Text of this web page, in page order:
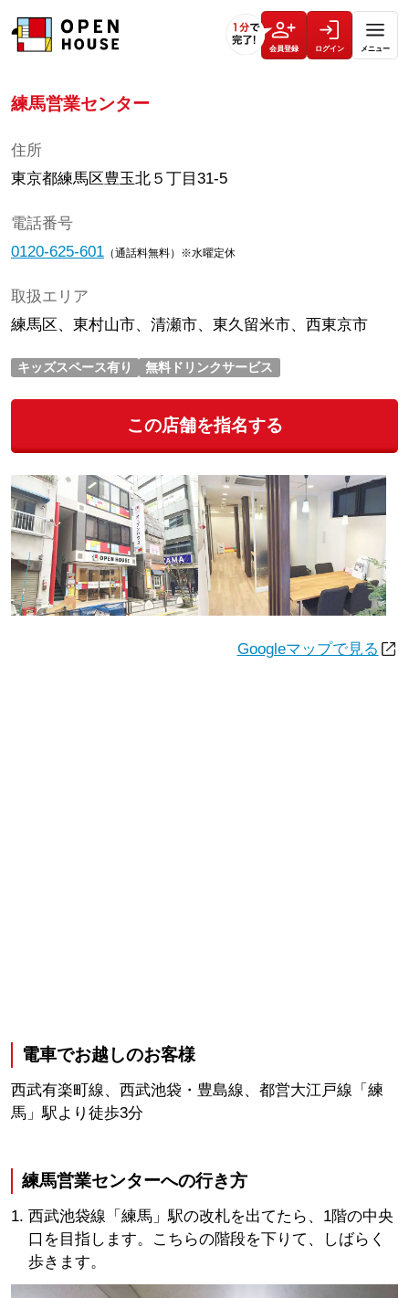
会員登録 ログイン メニュー
練馬営業センター
住所
東京都練馬区豊玉北５丁目31-5
電話番号
0120-625-601（通話料無料）※水曜定休
取扱エリア
練馬区、東村山市、清瀬市、東久留米市、西東京市
キッズスペース有り 無料ドリンクサービス
この店舗を指名する
Googleマップで見る
電車でお越しのお客様
西武有楽町線、西武池袋・豊島線、都営大江戸線「練
馬」駅より徒歩3分
練馬営業センターへの行き方
西武池袋線「練馬」駅の改札を出てたら、1階の中央
口を目指します。こちらの階段を下りて、しばらく
歩きます。